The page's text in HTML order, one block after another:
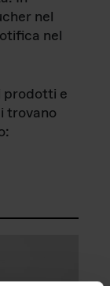
nel
nel
prodotti e
trovano